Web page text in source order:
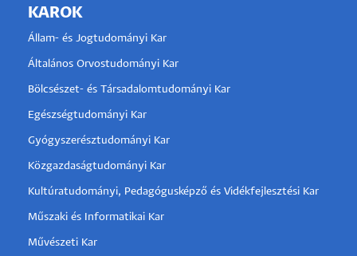
KAROK
Állam- és Jogtudományi Kar
Általános Orvostudományi Kar
Bölcsészet- és Társadalomtudományi Kar
Egészségtudományi Kar
Gyógyszerésztudományi Kar
Közgazdaságtudományi Kar
Kultúratudományi, Pedagógusképző és Vidékfejlesztési Kar
Műszaki és Informatikai Kar
Művészeti Kar